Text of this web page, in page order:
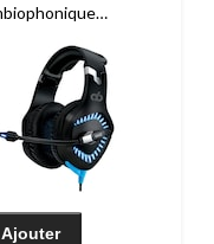
noir
Ajouter